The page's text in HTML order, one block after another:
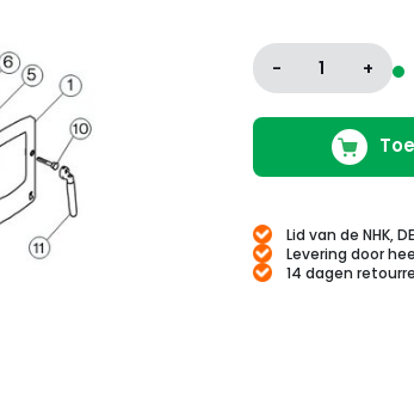
- 1 +
Lid van de NHK,
Levering door
14 dagen